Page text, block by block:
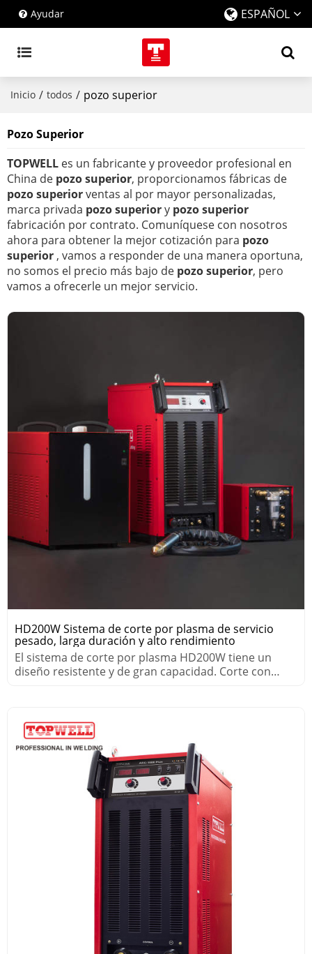
Ayudar ESPAÑOL
Inicio / todos / pozo superior
Pozo Superior
TOPWELL es un fabricante y proveedor profesional en
China de pozo superior, proporcionamos fábricas de
pozo superiorventas al por mayor personalizadas,
marca privada pozo superiory pozo superior
fabricación por contrato. Comuníquese con nosotros
ahora para obtener la mejor cotización para pozo
superior , vamos a responder de una manera oportuna,
no somos el precio más bajo de pozo superior, pero
vamos a ofrecerle un mejor servicio.
HD200W Sistema de corte por plasma de servicio
pesado, larga duración y alto rendimiento
El sistema de corte por plasma HD200W tiene un
diseño resistente y de gran capacidad. Corte con